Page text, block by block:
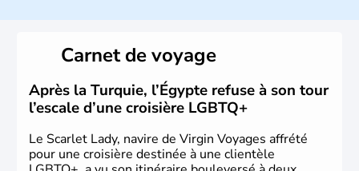
qui constitueront en 1299 les fondations de l'Empire
ottoman. Après avoir rattaché l'Anatolie et la Thrace
orientale au territoire turc, la République est proclamée
le 29 octobre 1923. Ankara remplace alors Istanbul au
titre de capitale du pays.
Carnet de voyage
Après la Turquie, l’Égypte refuse à son tour
l’escale d’une croisière LGBTQ+
Le Scarlet Lady, navire de Virgin Voyages affrété
pour une croisière destinée à une clientèle